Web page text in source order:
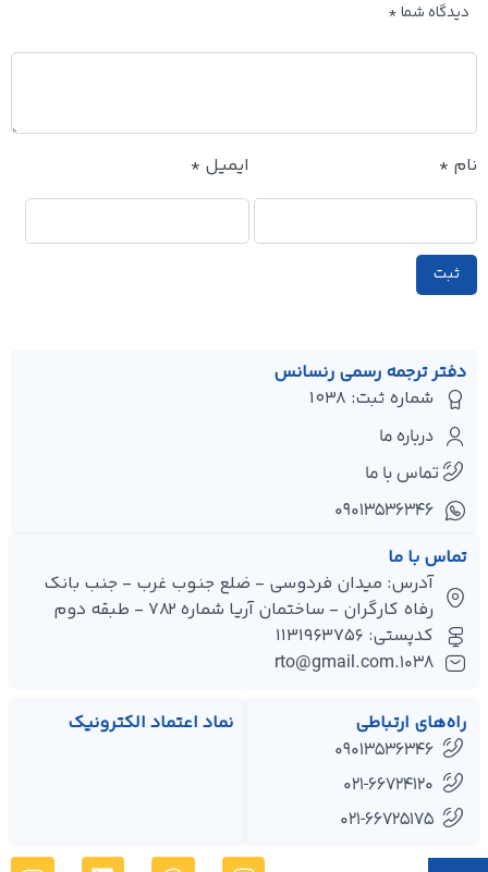
دیدگاه شما*
نام* ایمیل*
دفتر ترجمه رسمی رنسانس
شماره ثبت: 1038
درباره ما
تماس با ما
۰۹۰۱۳۵۳۶۳۴۶
تماس با ما
آدرس: میدان فردوسی - ضلع جنوب غرب - جنب بانک
رفاه کارگران - ساختمان آریا شماره 782 - طبقه دوم
کدپستی: 1131963756
1038.rto@gmail.com
راه‌های ارتباطی
09013536346
021-66724120
021-66725175
نماد اعتماد الکترونیک